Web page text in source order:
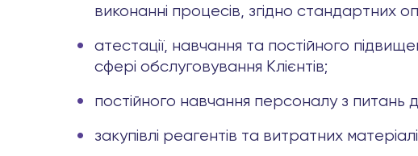
виконанні процесів, згідно стандартних
атестації, навчання та постійного
сфері обслуговування Клієнтів;
постійного навчання персоналу з питань
закупівлі реагентів та витратних